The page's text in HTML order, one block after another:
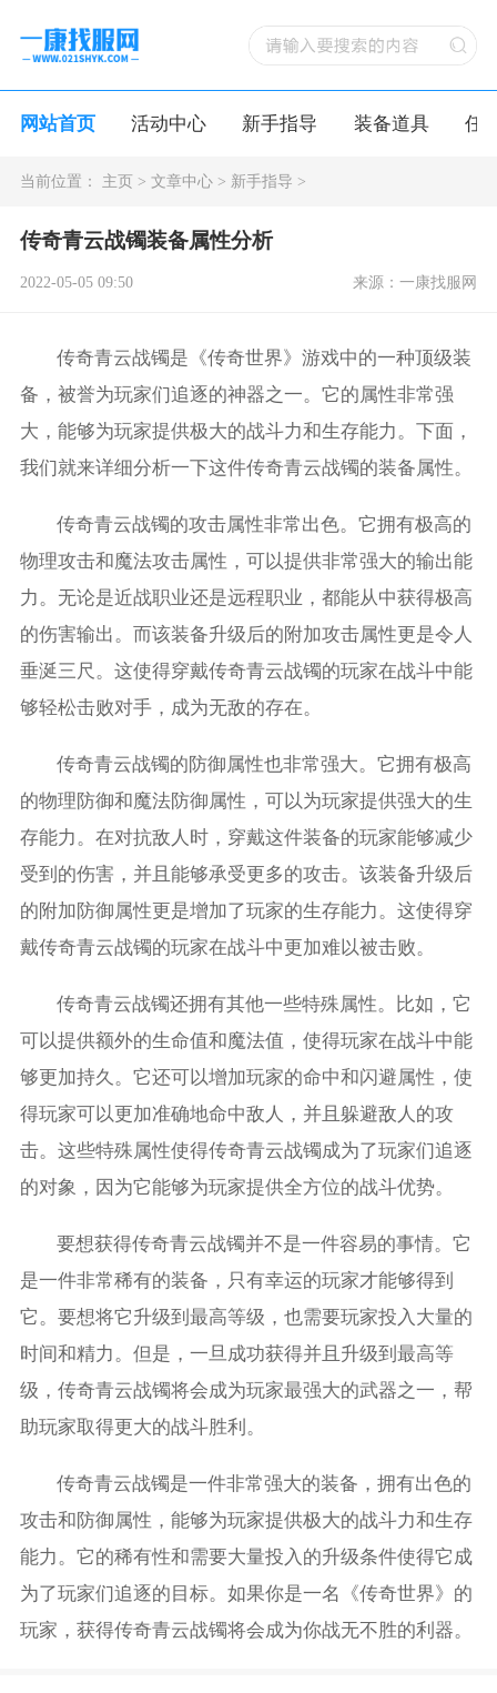
网站首页 活动中心 新手指导 装备道具 任
当前位置： 主页> 文章中心> 新手指导 >
传奇青云战镯装备属性分析
2022-05-05 09:50 来源：一康找服网
传奇青云战镯是《传奇世界》游戏中的一种顶级装
备，被誉为玩家们追逐的神器之一。它的属性非常强
大，能够为玩家提供极大的战斗力和生存能力。下面，
我们就来详细分析一下这件传奇青云战镯的装备属性。
传奇青云战镯的攻击属性非常出色。它拥有极高的
物理攻击和魔法攻击属性，可以提供非常强大的输出能
力。无论是近战职业还是远程职业，都能从中获得极高
的伤害输出。而该装备升级后的附加攻击属性更是令人
垂涎三尺。这使得穿戴传奇青云战镯的玩家在战斗中能
够轻松击败对手，成为无敌的存在。
传奇青云战镯的防御属性也非常强大。它拥有极高
的物理防御和魔法防御属性，可以为玩家提供强大的生
存能力。在对抗敌人时，穿戴这件装备的玩家能够减少
受到的伤害，并且能够承受更多的攻击。该装备升级后
的附加防御属性更是增加了玩家的生存能力。这使得穿
戴传奇青云战镯的玩家在战斗中更加难以被击败。
传奇青云战镯还拥有其他一些特殊属性。比如，它
可以提供额外的生命值和魔法值，使得玩家在战斗中能
够更加持久。它还可以增加玩家的命中和闪避属性，使
得玩家可以更加准确地命中敌人，并且躲避敌人的攻
击。这些特殊属性使得传奇青云战镯成为了玩家们追逐
的对象，因为它能够为玩家提供全方位的战斗优势。
要想获得传奇青云战镯并不是一件容易的事情。它
是一件非常稀有的装备，只有幸运的玩家才能够得到
它。要想将它升级到最高等级，也需要玩家投入大量的
时间和精力。但是，一旦成功获得并且升级到最高等
级，传奇青云战镯将会成为玩家最强大的武器之一，帮
助玩家取得更大的战斗胜利。
传奇青云战镯是一件非常强大的装备，拥有出色的
攻击和防御属性，能够为玩家提供极大的战斗力和生存
能力。它的稀有性和需要大量投入的升级条件使得它成
为了玩家们追逐的目标。如果你是一名《传奇世界》的
玩家，获得传奇青云战镯将会成为你战无不胜的利器。